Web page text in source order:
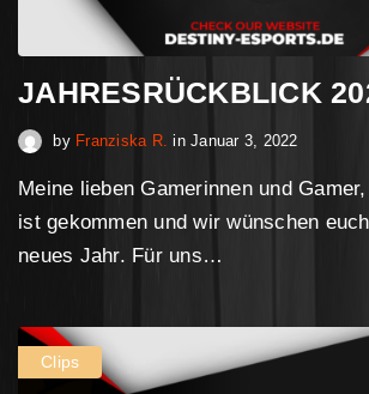
JAHRESRÜCKBLICK
by Franziska R. inJanuar 3, 2022April 30,
Meine lieben Gamerinnen und
ist gekommen und wir wünschen
neues Jahr. Für uns…
Clips